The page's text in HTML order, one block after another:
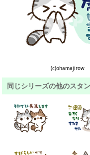
(c)ohamajirow
同じシリーズの他のスタ